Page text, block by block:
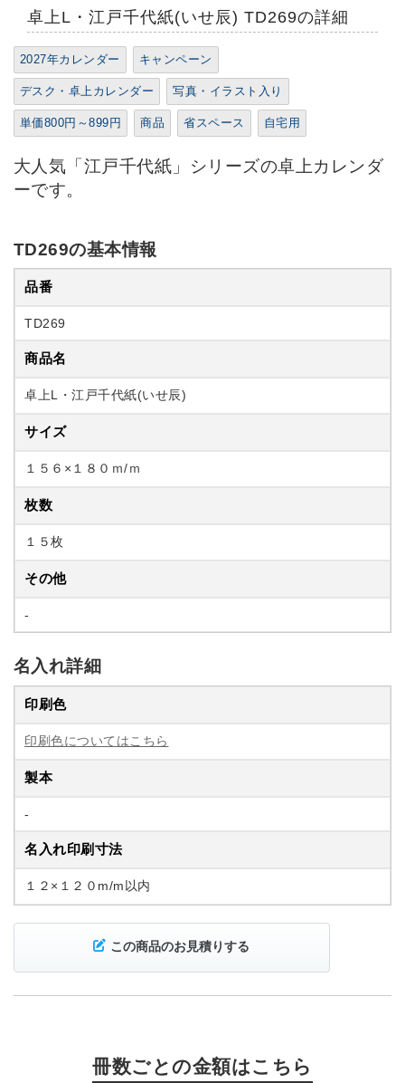
卓上L・江戸千代紙(いせ辰) TD269の詳細
2027年カレンダー キャンペーン
デスク・卓上カレンダー 写真・イラスト入り
単価800円～899円 商品 省スペース 自宅用
大人気「江戸千代紙」シリーズの卓上カレンダ
ーです。
TD269の基本情報
品番
TD269
商品名
卓上L・江戸千代紙(いせ辰)
サイズ
１５６×１８０ｍ/ｍ
枚数
１５枚
その他
-
名入れ詳細
印刷色
印刷色についてはこちら
製本
-
名入れ印刷寸法
１２×１２０m/m以内
この商品のお見積りする
冊数ごとの金額はこちら